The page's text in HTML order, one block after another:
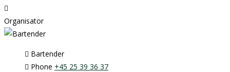
Organisator
Bartender
Phone +45 25 39 36 37